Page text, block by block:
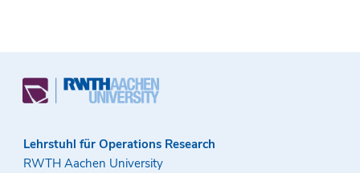
Lehrstuhl für Operations Research
RWTH Aachen University